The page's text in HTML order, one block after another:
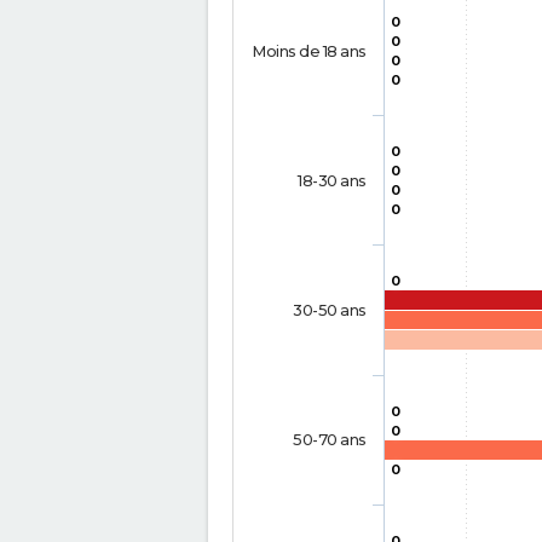
0
0
0
0
0
0
0
0
0
0
0
0
Moins de 18 ans
18-30 ans
30-50 ans
50-70 ans